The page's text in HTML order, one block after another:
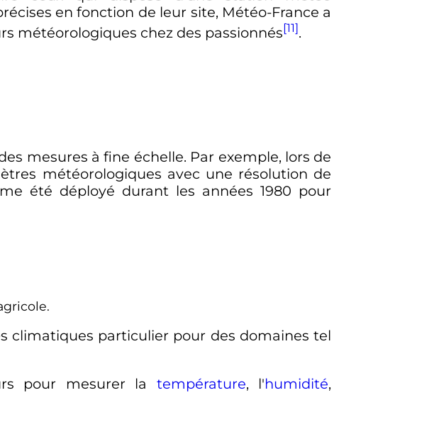
en fonction de leur site, Météo-France a
météorologiques chez des passionnés[11].
mesures à fine échelle. Par exemple, lors de
météorologiques avec une résolution de
été déployé durant les années 1980 pour
climatiques particulier pour des domaines tel
pour mesurer la température, l'humidité,